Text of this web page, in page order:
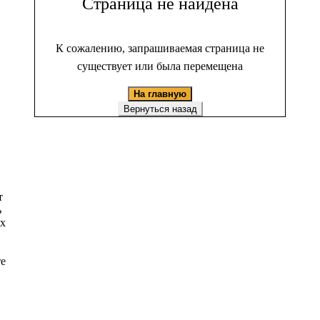
К сожалению, запрашиваемая страница не
существует или была перемещена
На главную
Вернуться назад